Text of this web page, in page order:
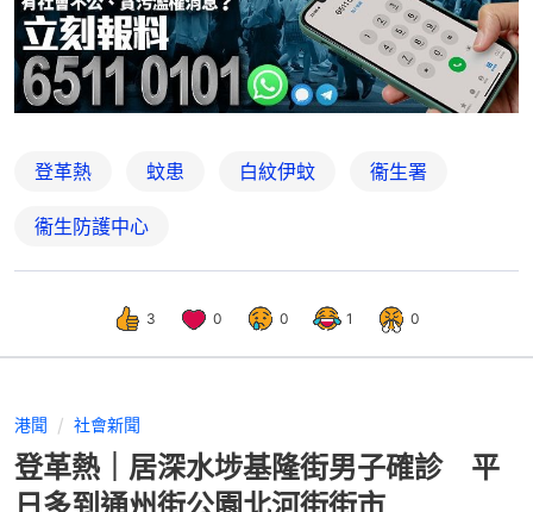
登革熱 蚊患 白紋伊蚊 衞生署
衞生防護中心
3 0 0 1 0
港聞 社會新聞
登革熱｜居深水埗基隆街男子確診 平
日多到通州街公園北河街街市